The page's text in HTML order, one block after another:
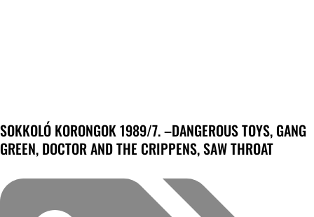
SOKKOLÓ KORONGOK 1989/7. –DANGEROUS TOYS, GANG
GREEN, DOCTOR AND THE CRIPPENS, SAW THROAT